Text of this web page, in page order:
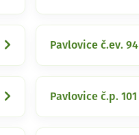
Pavlovice č.ev. 94
Pavlovice č.p. 101